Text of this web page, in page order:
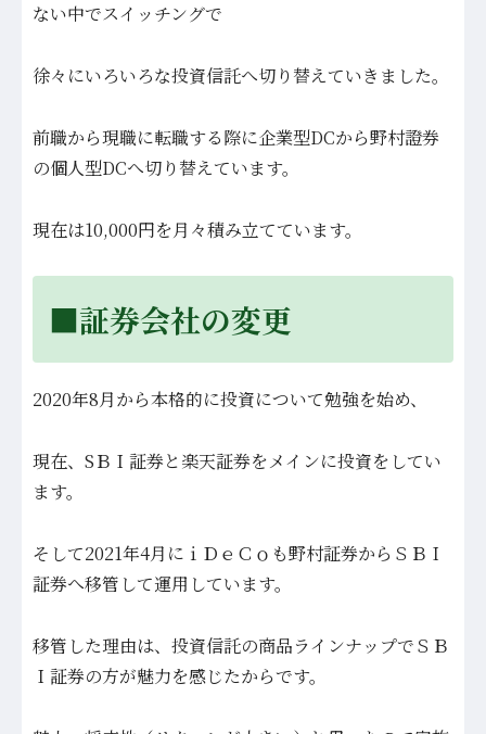
ない中でスイッチングで
徐々にいろいろな投資信託へ切り替えていきました。
前職から現職に転職する際に企業型DCから野村證券
の個人型DCへ切り替えています。
現在は10,000円を月々積み立てています。
■証券会社の変更
2020年8月から本格的に投資について勉強を始め、
現在、SＢＩ証券と楽天証券をメインに投資をしてい
ます。
そして2021年4月にｉＤｅＣｏも野村証券からＳＢＩ
証券へ移管して運用しています。
移管した理由は、投資信託の商品ラインナップでＳＢ
Ｉ証券の方が魅力を感じたからです。